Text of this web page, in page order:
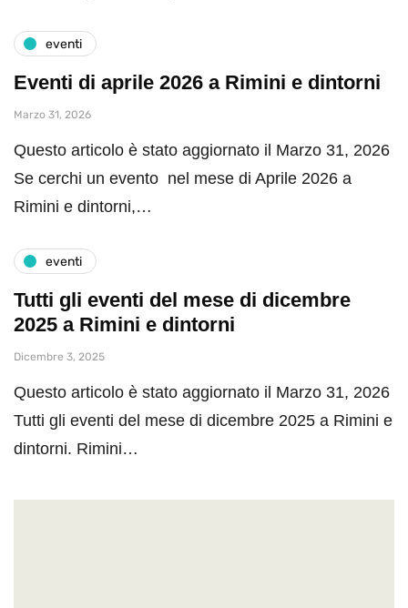
eventi
Eventi di aprile 2026 a Rimini e dintorni
Marzo 31, 2026
Questo articolo è stato aggiornato il Marzo 31, 2026
Se cerchi un evento nel mese di Aprile 2026 a
Rimini e dintorni,…
eventi
Tutti gli eventi del mese di dicembre
2025 a Rimini e dintorni
Dicembre 3, 2025
Questo articolo è stato aggiornato il Marzo 31, 2026
Tutti gli eventi del mese di dicembre 2025 a Rimini e
dintorni. Rimini…